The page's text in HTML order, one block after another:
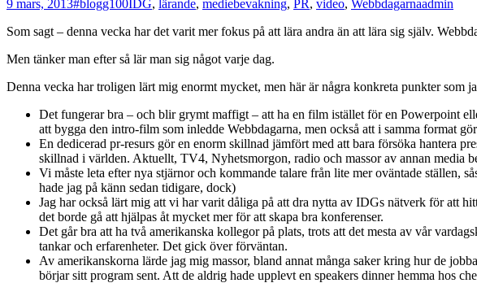
9 mars, 2013#blogg100 IDG, lärande, mediebevakning, PR, video, Webbdagarnaadmin
Som sagt – denna vecka har det varit mer fokus på att lära andra än att lära sig själv.
Men tänker man efter så lär man sig något varje dag.
Denna vecka har troligen lärt mig enormt mycket, men här är några konkreta punkter som
Det fungerar bra – och blir grymt maffigt – att ha en film istället för en Powerpoint
att bygga den intro-film som inledde Webbdagarna, men också att i samma format
En dedicerad pr-resurs gör en enorm skillnad jämfört med att bara försöka hantera
skillnad i världen. Aktuellt, TV4, Nyhetsmorgon, radio och massor av annan media
Vi måste leta efter nya stjärnor och kommande talare från lite mer oväntade ställen,
hade jag på känn sedan tidigare, dock)
Jag har också lärt mig att vi har varit dåliga på att dra nytta av IDGs nätverk för att
det borde gå att hjälpas åt mycket mer för att skapa bra konferenser.
Det går bra att ha två amerikanska kollegor på plats, trots att det mesta av vår
tankar och erfarenheter. Det gick över förväntan.
Av amerikanskorna lärde jag mig massor, bland annat många saker kring hur de
börjar sitt program sent. Att de aldrig hade upplevt en speakers dinner hemma hos